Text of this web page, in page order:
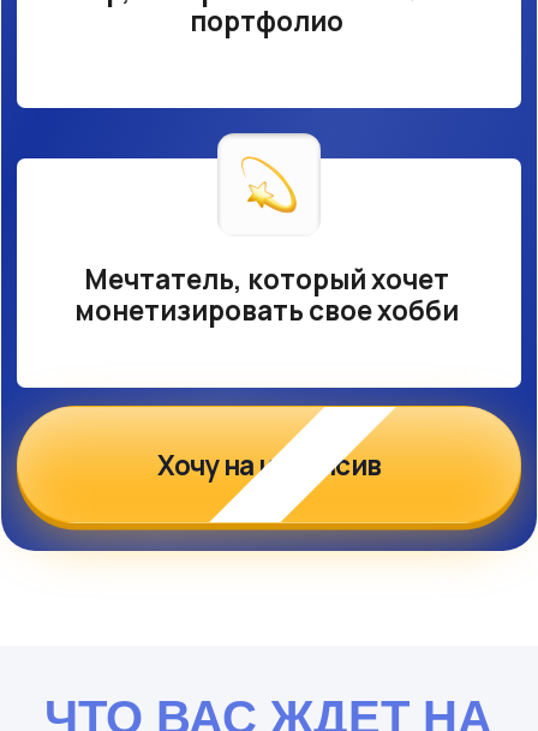
ИНТЕНСИВЕ
Освоим базовые приемы
цифровой живописи с нуля